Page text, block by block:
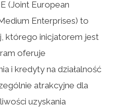
(Joint European
Enterprises) to
którego inicjatorem jest
oferuje
i kredyty na działalność
atrakcyjne dla
uzyskania